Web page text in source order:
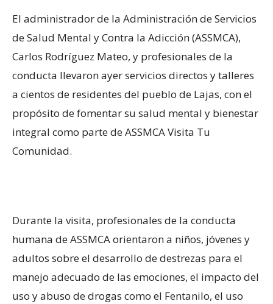
El administrador de la Administración de Servicios
de Salud Mental y Contra la Adicción (ASSMCA),
Carlos Rodríguez Mateo, y profesionales de la
conducta llevaron ayer servicios directos y talleres
a cientos de residentes del pueblo de Lajas, con el
propósito de fomentar su salud mental y bienestar
integral como parte de ASSMCA Visita Tu
Comunidad.
Durante la visita, profesionales de la conducta
humana de ASSMCA orientaron a niños, jóvenes y
adultos sobre el desarrollo de destrezas para el
manejo adecuado de las emociones, el impacto del
uso y abuso de drogas como el Fentanilo, el uso